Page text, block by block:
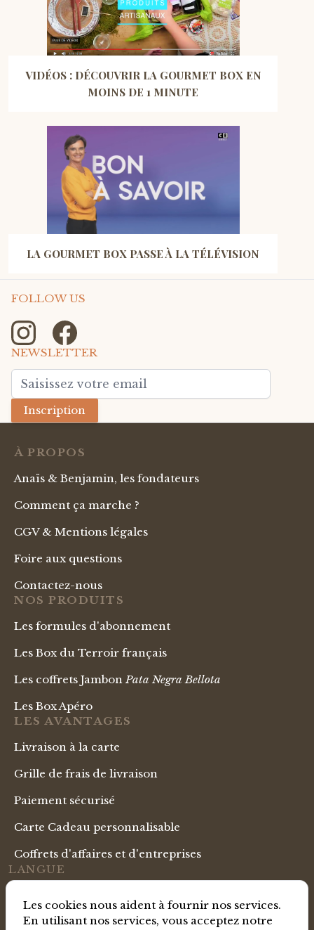
VIDÉOS : DÉCOUVRIR LA GOURMET BOX EN
MOINS DE 1 MINUTE
LA GOURMET BOX PASSE À LA TÉLÉVISION
FOLLOW US
NEWSLETTER
Adresse mail
Inscription
À PROPOS
Anaïs & Benjamin, les fondateurs
Comment ça marche ?
CGV & Mentions légales
Foire aux questions
Contactez-nous
NOS PRODUITS
Les formules d'abonnement
Les Box du Terroir français
Les coffrets JambonPata Negra Bellota
Les Box Apéro
LES AVANTAGES
Livraison à la carte
Grille de frais de livraison
Paiement sécurisé
Carte Cadeau personnalisable
Coffrets d'affaires et d'entreprises
LANGUE
Boutique Française
Les cookies nous aident à fournir nos services.
En utilisant nos services, vous acceptez notre